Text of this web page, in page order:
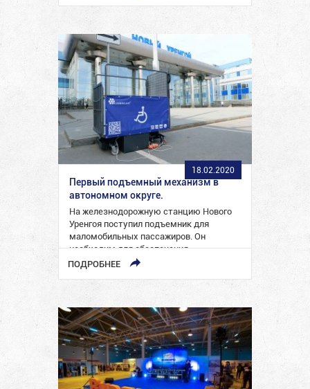
18.02.2020
Первый подъемный механизм в
автономном округе.
На железнодорожную станцию Нового
Уренгоя поступил подъемник для
маломобильных пассажиров. Он
необходим для обеспечения
беспрепятственной посадки и высадки
инвалидов-колясочников в…
ПОДРОБНЕЕ